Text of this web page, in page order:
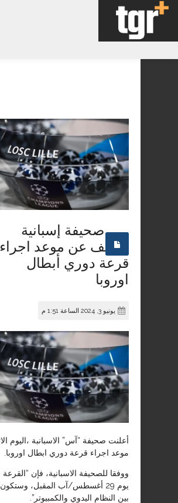
صحيفة إسبانية
تكشف عن موعد اجراء
قرعة دوري أبطال
اوروبا
يونيو 3, 2024 الساعة 1:51 م
أعلنت صحيفة “آس” الاسبانبة ،اليوم
موعد اجراء قرعة دوري ابطال اوروبا.
ووفقا للصحيفة الاسبانية، فإن
يوم 29 أغسطس/آب المقبل،
بين النظام اليدوي والكمبيوتر”.